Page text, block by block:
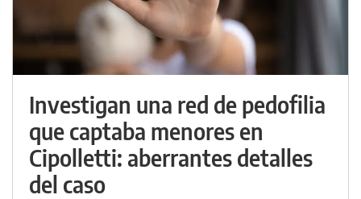
Investigan una red de pedofilia
que captaba menores en
Cipolletti: aberrantes detalles
del caso